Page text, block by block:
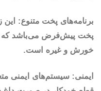
برنامه‌های پخت متنوع: این
پخت پیش‌فرض می‌باشد که
خورش و غیره است.
ایمنی: سیستم‌های ایمنی